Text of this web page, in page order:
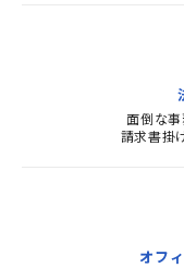
面倒な
請求書掛
オフ